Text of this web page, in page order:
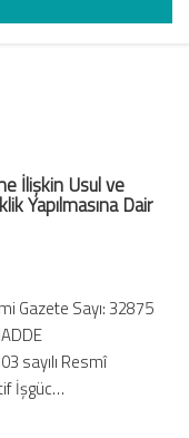
İlişkin Usul ve
Yapılmasına Dair
Gazete Sayı: 32875
sayılı Resmî
İşgüc…